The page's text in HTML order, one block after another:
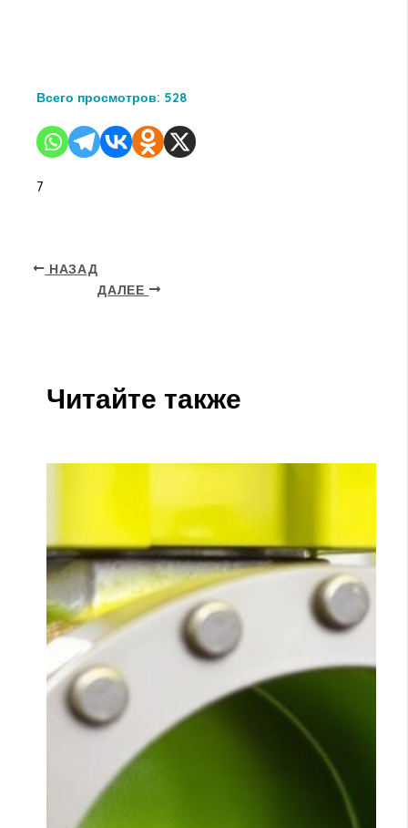
Всего просмотров: 528
7
НАЗАД
ДАЛЕЕ
Читайте также